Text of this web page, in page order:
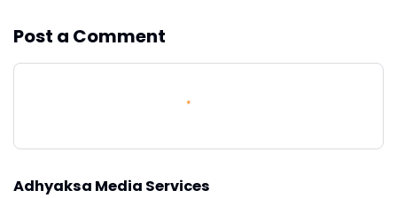
Post a Comment
Adhyaksa Media Services